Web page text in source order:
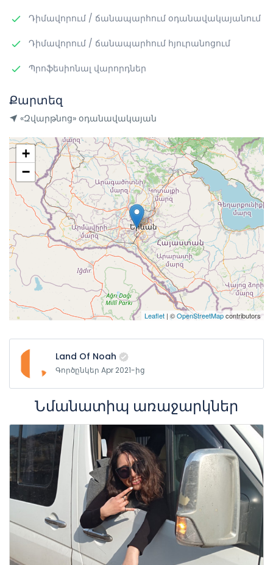
Դիմավորում / ճանապարհում օդանավակայանում
Դիմավորում / ճանապարհում հյուրանոցում
Պրոֆեսիոնալ վարորդներ
Քարտեզ
«Զվարթնոց» օդանավակայան
+
−
Leaflet | ©OpenStreetMapcontributors
Land Of Noah
Գործընկեր Apr 2021-ից
Նմանատիպ առաջարկներ